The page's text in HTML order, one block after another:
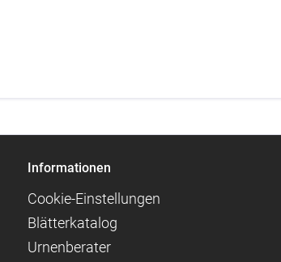
Informationen
Cookie-Einstellungen
Blätterkatalog
Urnenberater